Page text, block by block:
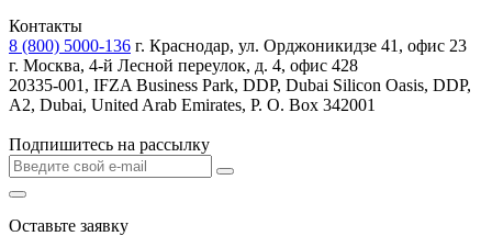
Контакты
8 (800) 5000-136 г. Краснодар, ул. Орджоникидзе 41, офис 23
г. Москва, 4-й Лесной переулок, д. 4, офис 428
20335-001, IFZA Business Park, DDP, Dubai Silicon Oasis, DDP,
A2, Dubai, United Arab Emirates, P. O. Box 342001
Подпишитесь на рассылку
Оставьте заявку